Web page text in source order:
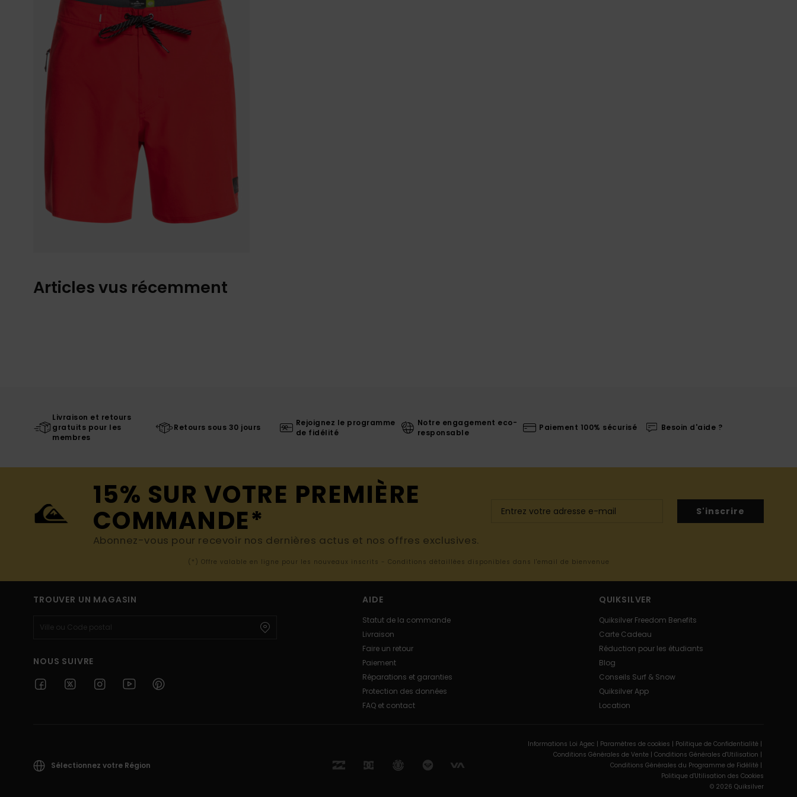
Articles vus récemment
Livraison et retours
gratuits pour les
membres
Retours sous 30 jours
Rejoignez le programme
de fidélité
Notre engagement eco-
responsable
Paiement 100% sécurisé Besoin d'aide ?
15% SUR VOTRE PREMIÈRE
COMMANDE*
Abonnez-vous pour recevoir nos dernières actus et nos offres exclusives.
S'inscrire
(*) Offre valable en ligne pour les nouveaux inscrits - Conditions détaillées disponibles dans l'email de bienvenue
TROUVER UN MAGASIN
NOUS SUIVRE
AIDE
Statut de la commande
Livraison
Faire un retour
Paiement
Réparations et garanties
Protection des données
FAQ et contact
QUIKSILVER
Quiksilver Freedom Benefits
Carte Cadeau
Réduction pour les étudiants
Blog
Conseils Surf & Snow
Quiksilver App
Location
Sélectionnez votre Région
Informations Loi Agec | Paramètres de cookies | Politique de Confidentialité |
Conditions Générales de Vente | Conditions Générales d'Utilisation |
Conditions Générales du Programme de Fidélité |
Politique d'Utilisation des Cookies
© 2026 Quiksilver